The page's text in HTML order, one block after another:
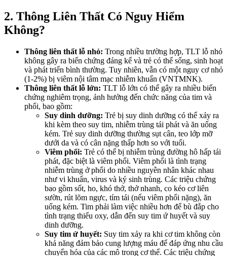
2. Thông Liên Thất Có Nguy Hiểm
Không?
Thông liên thất lỗ nhỏ: Trong nhiều trường hợp, TLT lỗ nhỏ
không gây ra biến chứng đáng kể và trẻ có thể sống, sinh hoạt
và phát triển bình thường. Tuy nhiên, vẫn có một nguy cơ nhỏ
(1-2%) bị viêm nội tâm mạc nhiễm khuẩn (VNTMNK).
Thông liên thất lỗ lớn: TLT lỗ lớn có thể gây ra nhiều biến
chứng nghiêm trọng, ảnh hưởng đến chức năng của tim và
phổi, bao gồm:
Suy dinh dưỡng: Trẻ bị suy dinh dưỡng có thể xảy ra
khi kèm theo suy tim, nhiễm trùng tái phát và ăn uống
kém. Trẻ suy dinh dưỡng thường sụt cân, teo lớp mỡ
dưới da và có cân nặng thấp hơn so với tuổi.
Viêm phổi: Trẻ có thể bị nhiễm trùng đường hô hấp tái
phát, đặc biệt là viêm phổi. Viêm phổi là tình trạng
nhiễm trùng ở phổi do nhiều nguyên nhân khác nhau
như vi khuẩn, virus và ký sinh trùng. Các triệu chứng
bao gồm sốt, ho, khó thở, thở nhanh, co kéo cơ liên
sườn, rút lõm ngực, tím tái (nếu viêm phổi nặng), ăn
uống kém. Tim phải làm việc nhiều hơn để bù đắp cho
tình trạng thiếu oxy, dẫn đến suy tim ứ huyết và suy
dinh dưỡng.
Suy tim ứ huyết: Suy tim xảy ra khi cơ tim không còn
khả năng đảm bảo cung lượng máu để đáp ứng nhu cầu
chuyển hóa của các mô trong cơ thể. Các triệu chứng